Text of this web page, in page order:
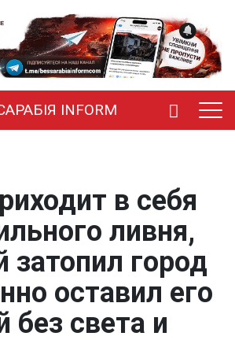
INFORM
в себя
ливня,
затопил город
оставил его
без света и